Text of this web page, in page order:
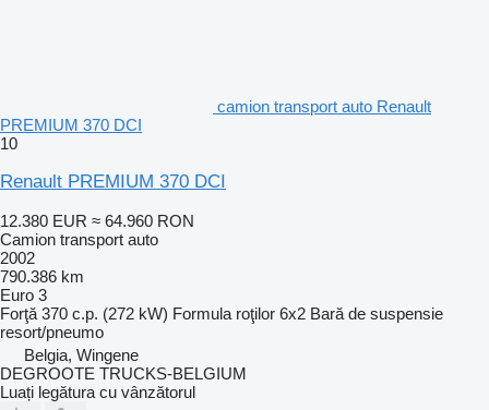
camion transport auto Renault
PREMIUM 370 DCI
10
Renault PREMIUM 370 DCI
12.380 EUR ≈ 64.960 RON
Camion transport auto
2002
790.386 km
Euro 3
Forţă 370 c.p. (272 kW) Formula roţilor 6x2 Bară de suspensie
resort/pneumo
Belgia, Wingene
DEGROOTE TRUCKS-BELGIUM
Luați legătura cu vânzătorul